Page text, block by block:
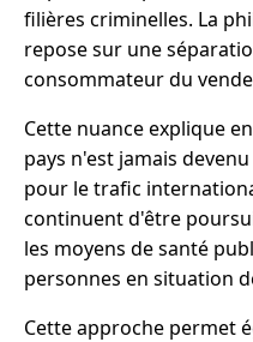
filières criminelles. La
repose sur une
consommateur du
Cette nuance explique
pays n'est jamais
pour le trafic
continuent d'être
les moyens de santé
personnes en situation
Cette approche permet